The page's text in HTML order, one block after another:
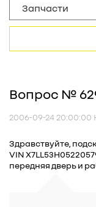
Вопрос №
2006-09-24 20:00:00
Здравствуйте,
VIN
передняя дверь и